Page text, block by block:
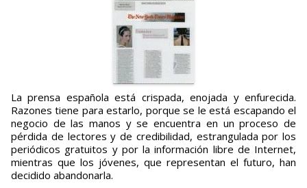
La prensa española está crispada, enojada y enfurecida.
Razones tiene para estarlo, porque se le está escapando el
negocio de las manos y se encuentra en un proceso de
pérdida de lectores y de credibilidad, estrangulada por los
periódicos gratuitos y por la información libre de Internet,
mientras que los jóvenes, que representan el futuro, han
decidido abandonarla.